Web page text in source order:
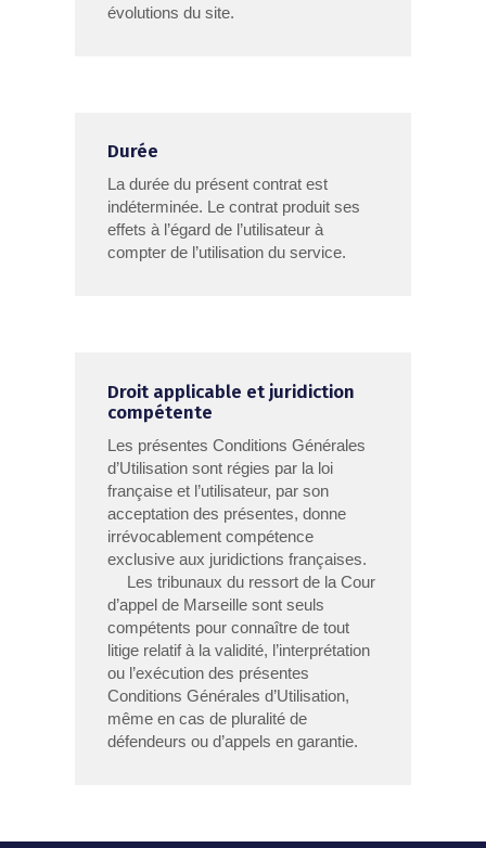
évolutions du site.
Durée
La durée du présent contrat est
indéterminée. Le contrat produit ses
effets à l’égard de l’utilisateur à
compter de l’utilisation du service.
Droit applicable et juridiction
compétente
Les présentes Conditions Générales
d’Utilisation sont régies par la loi
française et l’utilisateur, par son
acceptation des présentes, donne
irrévocablement compétence
exclusive aux juridictions françaises.
Les tribunaux du ressort de la Cour
d’appel de Marseille sont seuls
compétents pour connaître de tout
litige relatif à la validité, l’interprétation
ou l’exécution des présentes
Conditions Générales d’Utilisation,
même en cas de pluralité de
défendeurs ou d’appels en garantie.